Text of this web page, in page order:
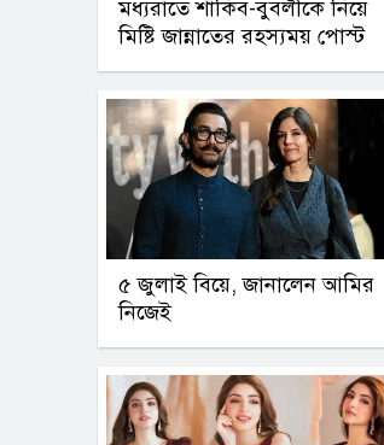
মধ্যরাতে শাকিব-বুবলীকে নিয়ে
মিষ্টি জান্নাতের রহস্যময় পোস্ট
৫ জুলাই বিয়ে, জানালেন আমির
নিজেই